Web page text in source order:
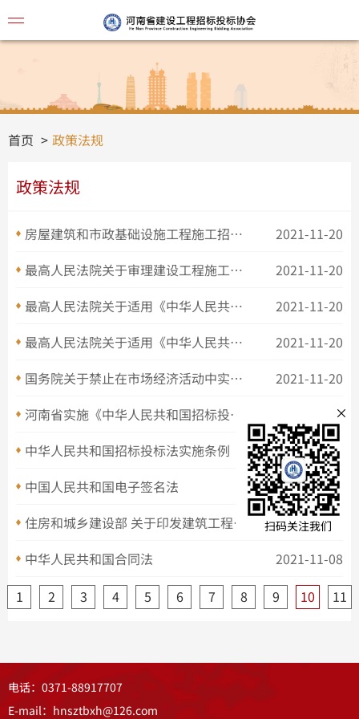
视频
文本
全部
公示
通知
法规
首页 政策法规
政策法规
房屋建筑和市政基础设施工程施工招标投标管理办法
2021-11-20
最高人民法院关于审理建设工程施工合同纠纷案件适用法律问题的解释
2021-11-20
最高人民法院关于适用《中华人民共和国合同法》若干问题的解释（二）
2021-11-20
最高人民法院关于适用《中华人民共和国合同法》若干问题的解释（一）
2021-11-20
国务院关于禁止在市场经济活动中实行地区封锁的规定
2021-11-20
河南省实施《中华人民共和国招标投标法》办法
2021-11-20
中华人民共和国招标投标法实施条例
2021-11-20
中国人民共和国电子签名法
2021-11-20
住房和城乡建设部 关于印发建筑工程施工发包与承包违法行为 认定查处管理办法的通知
2021-11-08
中华人民共和国合同法
2021-11-08
1
2 3 4 5 6 7 8 9 10 11
电话：0371-88917707
E-mail：hnsztbxh@126.com
×
扫码关注我们